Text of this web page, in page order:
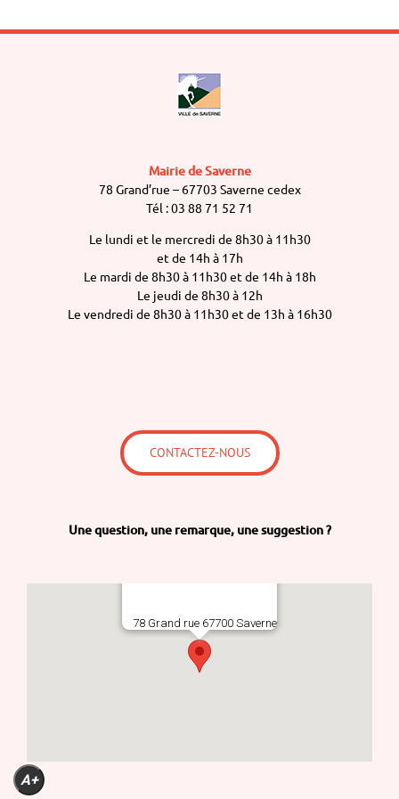
Mairie de Saverne
78 Grand’rue – 67703 Saverne cedex
Tél : 03 88 71 52 71
Le lundi et le mercredi de 8h30 à 11h30
et de 14h à 17h
Le mardi de 8h30 à 11h30 et de 14h à 18h
Le jeudi de 8h30 à 12h
Le vendredi de 8h30 à 11h30 et de 13h à 16h30
CONTACTEZ-NOUS
Une question, une remarque, une suggestion ?
78 Grand rue 67700 Saverne
A+